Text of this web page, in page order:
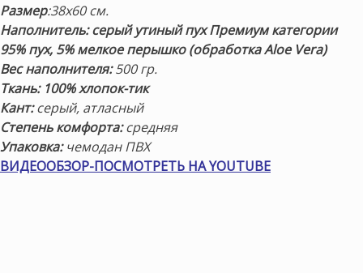
Размер:38х60 см.
Наполнитель:серый утиный пух Премиумкатегории
95% пух, 5% мелкое перышко (обработка Aloe Vera)
Вес наполнителя:500 гр.
Ткань: 100% хлопок-тик
Кант:серый, атласный
Степень комфорта:средняя
Упаковка:чемодан ПВХ
ВИДЕООБЗОР-ПОСМОТРЕТЬ НА YOUTUBE